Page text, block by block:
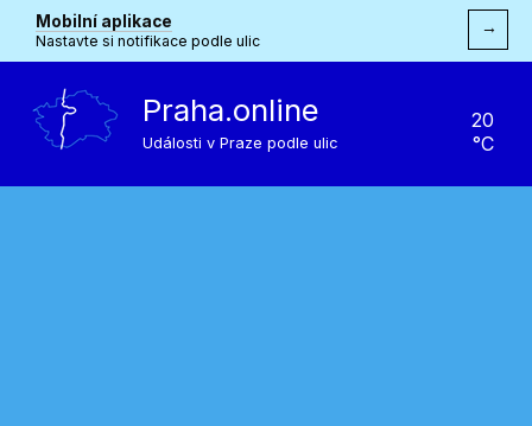
Mobilní aplikace
Nastavte si notifikace podle ulic
→
Praha.online
Události v Praze podle ulic
20
°C